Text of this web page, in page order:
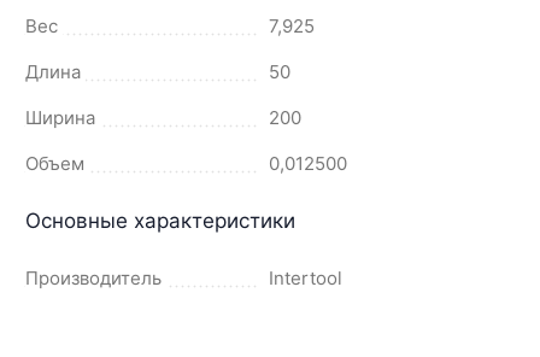
Вес
7,925
Длина
50
Ширина
200
Объем
0,012500
Основные характеристики
Производитель Intertool